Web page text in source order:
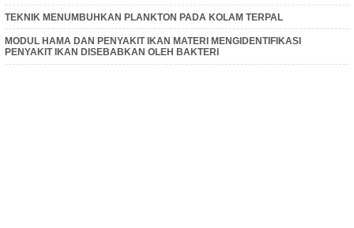
TEKNIK MENUMBUHKAN PLANKTON PADA KOLAM TERPAL
MODUL HAMA DAN PENYAKIT IKAN MATERI MENGIDENTIFIKASI
PENYAKIT IKAN DISEBABKAN OLEH BAKTERI